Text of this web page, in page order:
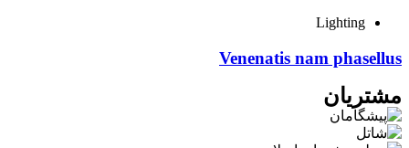
Lighting
Venenatis nam phasellus
مشتریان